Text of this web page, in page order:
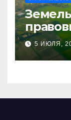
5 ИЮЛЯ,